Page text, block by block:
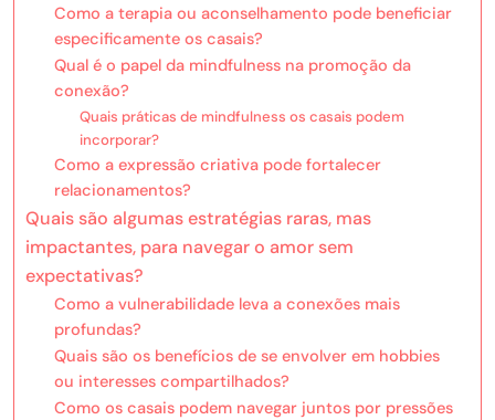
Como a terapia ou aconselhamento pode beneficiar
especificamente os casais?
Qual é o papel da mindfulness na promoção da
conexão?
Quais práticas de mindfulness os casais podem
incorporar?
Como a expressão criativa pode fortalecer
relacionamentos?
Quais são algumas estratégias raras, mas
impactantes, para navegar o amor sem
expectativas?
Como a vulnerabilidade leva a conexões mais
profundas?
Quais são os benefícios de se envolver em hobbies
ou interesses compartilhados?
Como os casais podem navegar juntos por pressões